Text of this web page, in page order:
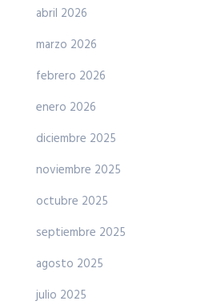
abril 2026
marzo 2026
febrero 2026
enero 2026
diciembre 2025
noviembre 2025
octubre 2025
septiembre 2025
agosto 2025
julio 2025